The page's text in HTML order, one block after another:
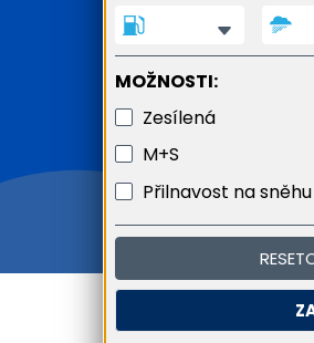
MOŽNOSTI:
Zesílená
M+S
Přilnavost na